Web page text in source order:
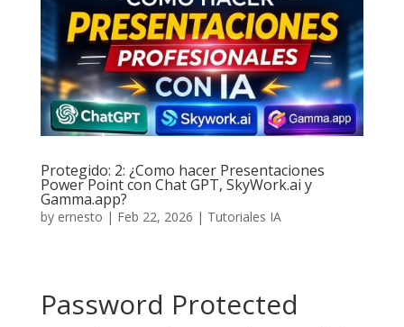
Protegido: 2: ¿Como hacer Presentaciones
Power Point con Chat GPT, SkyWork.ai y
Gamma.app?
by ernesto | Feb 22, 2026 | Tutoriales IA
Password Protected